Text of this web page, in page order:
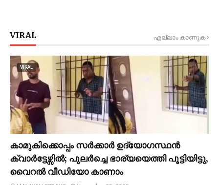
VIRAL എല്ലാം കാണുക
VIRAL
കാമുകിക്കൊപ്പം സര്‍ക്കാര്‍ ഉദ്യോഗസ്ഥൻ
ക്വാര്‍ട്ടേഴ്സില്‍; പുലര്‍ച്ചെ ഭാര്യയെത്തി പൂട്ടിയിട്ടു,
വൈറല്‍ വീഡിയോ കാണാം